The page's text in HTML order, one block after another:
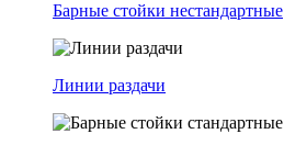
Барные стойки нестандартные
Линии раздачи